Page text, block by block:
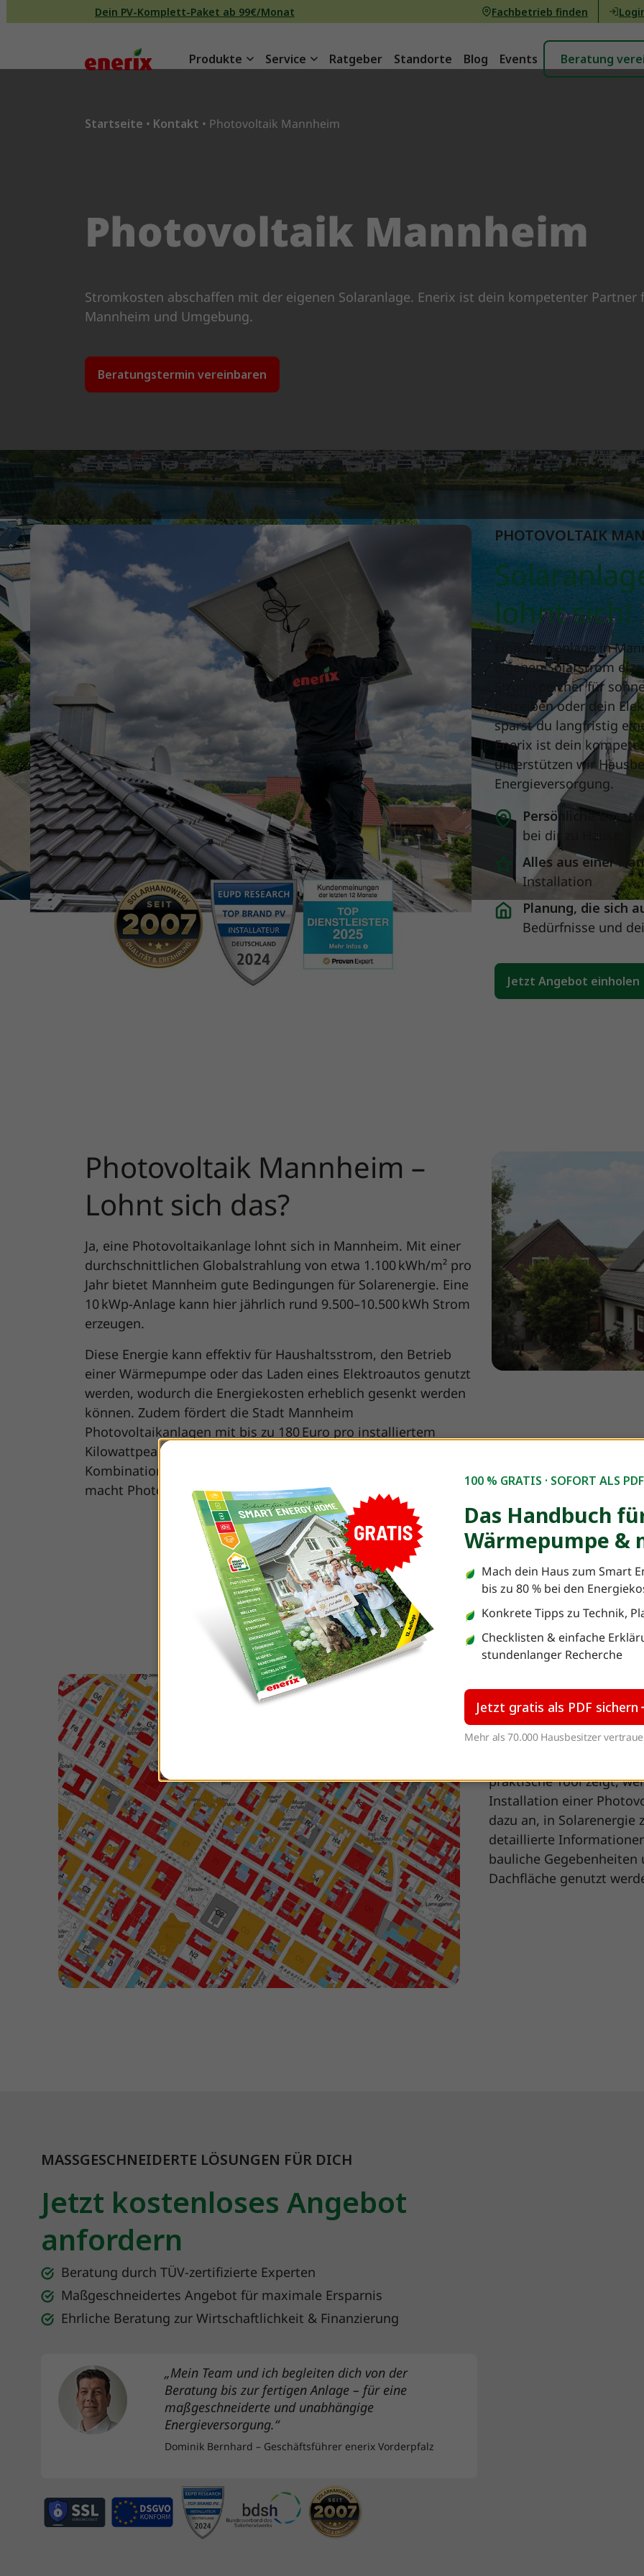
Direkt zum Inhalt wechselnDein PV-Komplett-Paket ab 99€/Monat Fachbetrieb finden
Hauptnavigation
Produkte Service Ratgeber Standorte Blog Events Beratung
Startseite • Kontakt • Photovoltaik Mannheim
Photovoltaik Mannheim
Stromkosten abschaffen mit der eigenen Solaranlage. Enerix ist dein kompetenter Partner
Mannheim und Umgebung.
Beratungstermin vereinbaren
PHOTOVOLTAIK
lohnt sich!
Eine Solaranlage in
eigenen Solarstrom
Stromspeicher für
betreiben oder dein
sparst du langfristig
Enerix ist dein
unterstützen wir
Energieversorgung.
Persönliche
bei dir zu Hause
Alles aus einer
Installation
Planung, die sich
Bedürfnisse und
Jetzt Angebot einholen
Photovoltaik Mannheim –
Lohnt sich das?
Ja, eine Photovoltaikanlage lohnt sich in Mannheim. Mit einer
durchschnittlichen Globalstrahlung von etwa 1.100 kWh/m² pro
Jahr bietet Mannheim gute Bedingungen für Solarenergie. Eine
10 kWp-Anlage kann hier jährlich rund 9.500–10.500 kWh Strom
erzeugen.
Diese Energie kann effektiv für Haushaltsstrom, den Betrieb
einer Wärmepumpe oder das Laden eines Elektroautos genutzt
werden, wodurch die Energiekosten erheblich gesenkt werden
können. Zudem fördert die Stadt Mannheim
Photovoltaikanlagen mit bis zu 180 Euro pro installiertem
Kilowattpeak (kWp), maximal jedoch 2.400 Euro. Die
Kombination aus guten Erträgen und attraktiven Förderungen
macht Photovoltaik in Mannheim besonders attraktiv.
SOLARDACHATLAS
Um das Potenzial der
praktische Tool zeigt,
Installation einer
dazu an, in
detaillierte
bauliche
Dachfläche genutzt
MASSGESCHNEIDERTE LÖSUNGEN FÜR DICH
Jetzt kostenloses Angebot
anfordern
Beratung durch TÜV-zertifizierte Experten
Maßgeschneidertes Angebot für maximale Ersparnis
Ehrliche Beratung zur Wirtschaftlichkeit & Finanzierung
„Mein Team und ich begleiten dich von der
Beratung bis zur fertigen Anlage – für eine
maßgeschneiderte und unabhängige
Energieversorgung.“
Dominik Bernhard – Geschäftsführer enerix Vorderpfalz
100 % GRATIS · SOFORT ALS PDF
Das Handbuch
Wärmepumpe &
Mach dein Haus zum Smart
bis zu 80 % bei den
Konkrete Tipps zu Technik,
Checklisten & einfache
stundenlanger Recherche
Jetzt gratis als PDF sichern
Mehr als 70.000 Hausbesitzer